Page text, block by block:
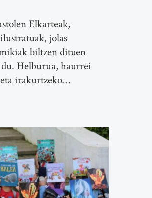
Elkarteak,
jolas
biltzen dituen
Helburua, haurrei
eta irakurtzeko…